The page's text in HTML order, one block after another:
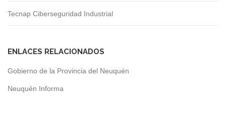
Tecnap Ciberseguridad Industrial
ENLACES RELACIONADOS
Gobierno de la Provincia del Neuquén
Neuquén Informa